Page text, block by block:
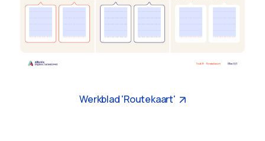
Werkblad 'Routekaart'